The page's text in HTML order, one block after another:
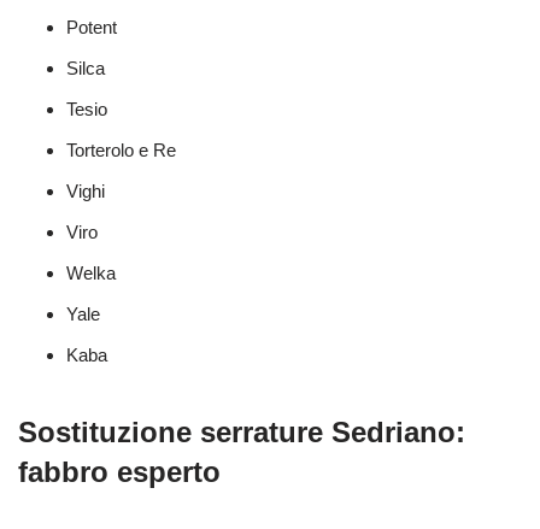
Potent
Silca
Tesio
Torterolo e Re
Vighi
Viro
Welka
Yale
Kaba
Sostituzione serrature Sedriano:
fabbro esperto